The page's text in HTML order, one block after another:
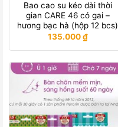
Bao cao su kéo dài thời
gian CARE 46 có gai –
hương bạc hà (hộp 12 bcs)
135.000₫